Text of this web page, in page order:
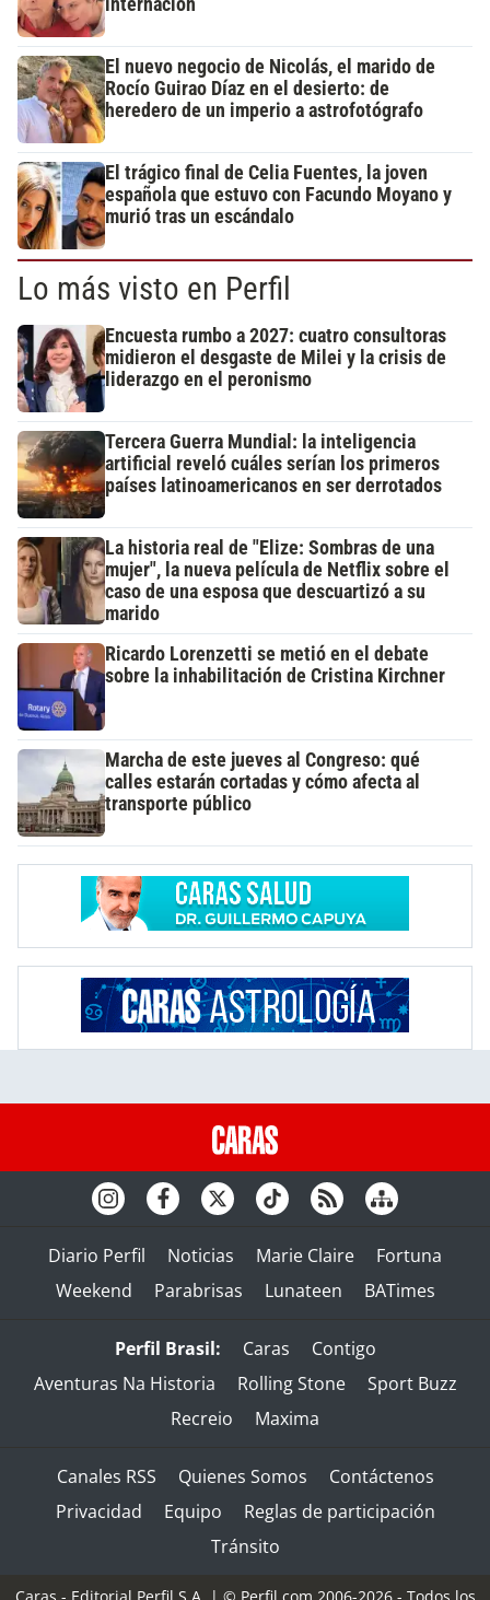
El nuevo negocio de Nicolás, el marido de
Rocío Guirao Díaz en el desierto: de
heredero de un imperio a astrofotógrafo
El trágico final de Celia Fuentes, la joven
española que estuvo con Facundo Moyano y
murió tras un escándalo
Lo más visto en Perfil
Encuesta rumbo a 2027: cuatro consultoras
midieron el desgaste de Milei y la crisis de
liderazgo en el peronismo
Tercera Guerra Mundial: la inteligencia
artificial reveló cuáles serían los primeros
países latinoamericanos en ser derrotados
La historia real de "Elize: Sombras de una
mujer", la nueva película de Netflix sobre el
caso de una esposa que descuartizó a su
marido
Ricardo Lorenzetti se metió en el debate
sobre la inhabilitación de Cristina Kirchner
Marcha de este jueves al Congreso: qué
calles estarán cortadas y cómo afecta al
transporte público
Diario Perfil Noticias Marie Claire
Fortuna
Weekend
Parabrisas Lunateen BATimes
Perfil Brasil: Caras
Contigo
Aventuras Na Historia
Rolling Stone
Sport Buzz
Recreio
Maxima
Canales RSS Quienes Somos
Contáctenos
Privacidad
Equipo
Reglas de participación
Tránsito